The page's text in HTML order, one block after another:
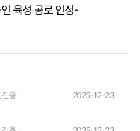
육성 공로 인정-
광주디자인진흥원, '소공인 특화지원' 성공 모델로 중기부 장관상 수상 2025-12-23